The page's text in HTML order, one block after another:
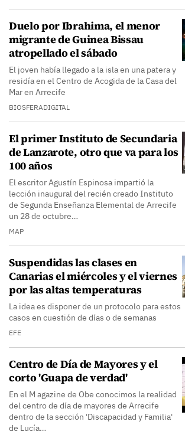
Duelo por Ibrahima, el menor
migrante de Guinea Bissau
atropellado el sábado
El joven había llegado a la isla en una patera y
residía en el Centro de Acogida de la Casa del
Mar en Arrecife
BIOSFERADIGITAL
El primer Instituto de Secundaria
de Lanzarote, otro que va para los
100 años
El escritor Agustín Espinosa impartió la
lección inaugural del recién creado Instituto
de Segunda Enseñanza Elemental de Arrecife
un 28 de octubre…
MAP
Suspendidas las clases en
Canarias el miércoles y el viernes
por las altas temperaturas
La idea es disponer de un protocolo para estos
casos en cuestión de días o de semanas
EFE
Centro de Día de Mayores y el
corto 'Guapa de verdad'
En el M agazine de Obe conocimos la realidad
del centro de día de mayores de Arrecife
dentro de la sección 'Discapacidad y Familia'
de Lucía…